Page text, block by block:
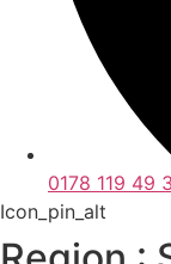
0178 119 49
Icon_pin_alt